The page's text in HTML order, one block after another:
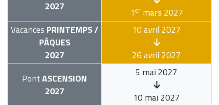
2027
1ermars 2027
Vacances PRINTEMPS /
PÂQUES
2027
10 avril 2027
26 avril 2027
PontASCENSION
2027
5 mai 2027
10 mai 2027